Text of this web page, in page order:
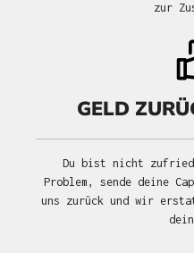
zur
GELD
Du bist nicht
Problem, sende deine
uns zurück und wir